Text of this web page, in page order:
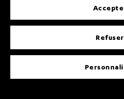
refuser
Conditions Générales de
Conditions Générales